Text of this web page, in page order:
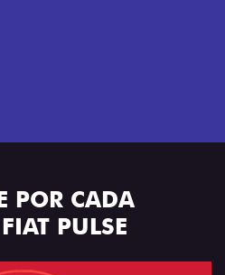
POR CADA
PULSE